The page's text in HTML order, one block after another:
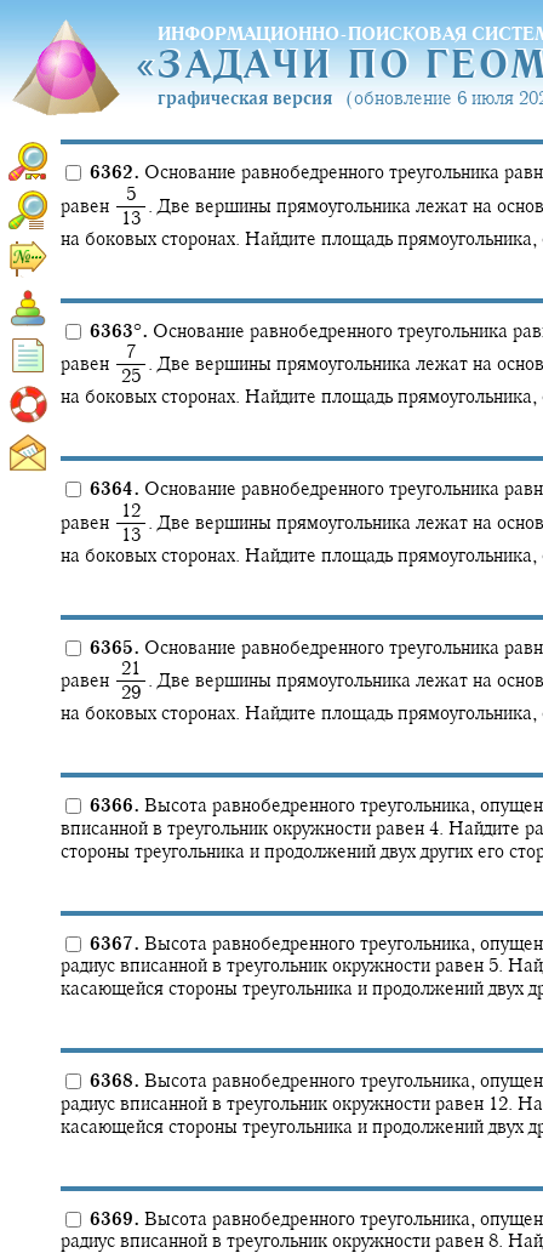
ИНФОРМАЦИОННО-ПОИСКОВАЯ
«ЗАДАЧИ ПО
«ЗАДАЧИ ПО
графическая версия (обновление 6 июля
6362. Основание равнобедренного треугольника
равен
‍ 5
‍ 13
. Две вершины прямоугольника лежат на
на боковых сторонах. Найдите площадь прямоугольника,
6363°. Основание равнобедренного треугольника
равен
‍ 7
‍ 25
. Две вершины прямоугольника лежат на
на боковых сторонах. Найдите площадь прямоугольника,
6364. Основание равнобедренного треугольника
равен
‍ 12
‍ 13
. Две вершины прямоугольника лежат на
на боковых сторонах. Найдите площадь прямоугольника,
6365. Основание равнобедренного треугольника
равен
‍ 21
‍ 29
. Две вершины прямоугольника лежат на
на боковых сторонах. Найдите площадь прямоугольника,
6366. Высота равнобедренного треугольника,
вписанной в треугольник окружности равен 4. Найдите
стороны треугольника и продолжений двух других его
6367. Высота равнобедренного треугольника,
радиус вписанной в треугольник окружности равен 5.
касающейся стороны треугольника и продолжений двух
6368. Высота равнобедренного треугольника,
радиус вписанной в треугольник окружности равен 12.
касающейся стороны треугольника и продолжений двух
6369. Высота равнобедренного треугольника,
радиус вписанной в треугольник окружности равен 8.